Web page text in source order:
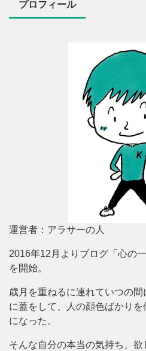
プロフィール
運営者：アラサーの人
2016年12月よりブログ「心の
を開始。
歳月を重ねるに連れていつの
に蓋をして、人の顔色ばかり
になった。
そんな自分の本当の気持ち、